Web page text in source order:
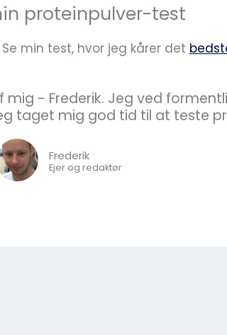
proteinpulver-test
min test, hvor jeg kårer det
mig - Frederik. Jeg ved
taget mig god tid til at teste
Frederik
Ejer og redaktør